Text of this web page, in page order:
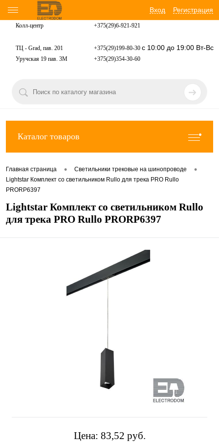
Вход Регистрация
Колл-центр +375(29)6-921-921
ТЦ - Grad, пав. 201 +375(29)199-80-30 с 10:00 до 19:00 Вт-Вс
Уручская 19 пав. 3М +375(29)354-30-60
Каталог товаров
Главная страница • Светильники трековые на шинопроводе •
Lightstar Комплект со светильником Rullo для трека PRO Rullo
PRORP6397
Lightstar Комплект со светильником Rullo
для трека PRO Rullo PRORP6397
Цена: 83,52 pуб.